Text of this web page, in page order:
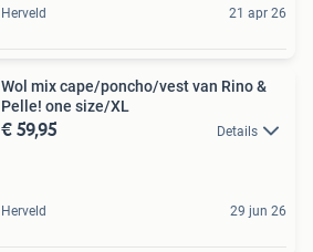
Herveld 21 apr 26
Wol mix cape/poncho/vest van Rino &
Pelle! one size/XL
€ 59,95 Details
Herveld 29 jun 26